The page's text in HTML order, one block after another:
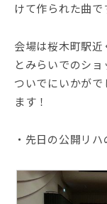
けて作られた曲で
会場は桜木町駅
とみらいでのシ
ついでにいかが
ます！
・先日の公開リ